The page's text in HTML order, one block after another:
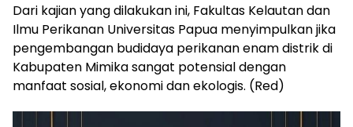
Dari kajian yang dilakukan ini, Fakultas Kelautan dan
Ilmu Perikanan Universitas Papua menyimpulkan jika
pengembangan budidaya perikanan enam distrik di
Kabupaten Mimika sangat potensial dengan
manfaat sosial, ekonomi dan ekologis. (Red)